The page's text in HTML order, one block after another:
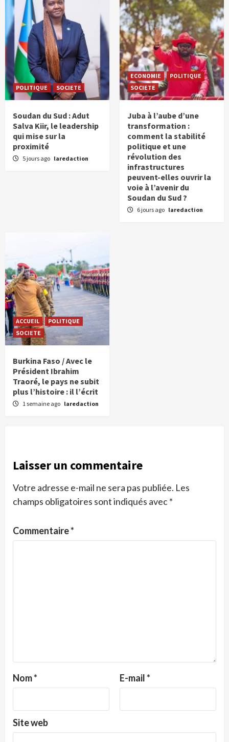
POLITIQUE SOCIETE
Soudan du Sud : Adut
Salva Kiir, le leadership
qui mise sur la
proximité
5 jours ago laredaction
ECONOMIE
POLITIQUE
SOCIETE
Juba à l’aube d’une
transformation :
comment la stabilité
politique et une
révolution des
infrastructures
peuvent-elles ouvrir la
voie à l’avenir du
Soudan du Sud ?
6 jours ago laredaction
ACCUEIL
POLITIQUE
SOCIETE
Burkina Faso / Avec le
Président Ibrahim
Traoré, le pays ne subit
plus l’histoire : il l’écrit
1 semaine ago laredaction
Laisser un commentaire
Votre adresse e-mail ne sera pas publiée. Les
champs obligatoires sont indiqués avec*
Commentaire*
Nom* E-mail*
Site web